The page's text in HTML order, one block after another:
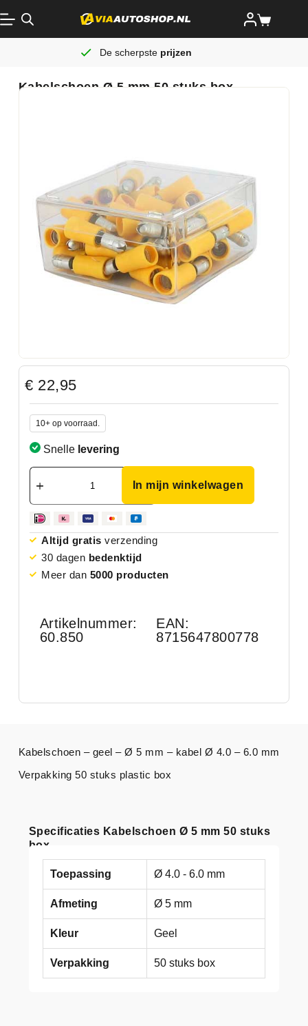
De scherpste prijzen
Kabelschoen Ø 5 mm 50 stuks box
€ 22,95
10+ op voorraad.
Snelle levering
In mijn winkelwagen
Altijd gratis verzending
30 dagen bedenktijd
Meer dan 5000 producten
Artikelnummer:
60.850
EAN:
8715647800778
Specificaties Kabelschoen Ø 5 mm 50 stuks
box
Toepassing Ø 4.0 - 6.0 mm
Afmeting Ø 5 mm
Kleur Geel
Verpakking 50 stuks box
Kabelschoen – geel – Ø 5 mm – kabel Ø 4.0 – 6.0 mm
Verpakking 50 stuks plastic box